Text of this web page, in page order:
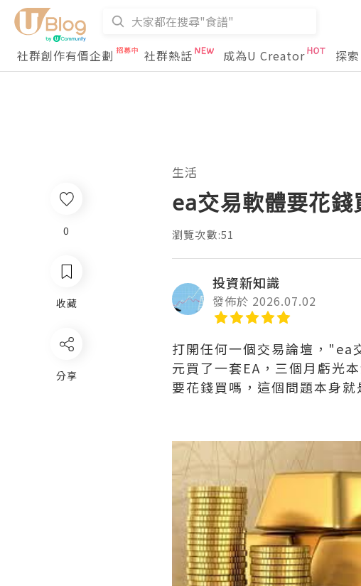
社群創作有價企劃
社群熱話 成為U Creator 探索
生活
ea交易軟體要花錢
瀏覽次數:51
投資新知識
發佈於 2026.07.02
打開任何一個交易論壇，"ea
元買了一套EA，三個月虧光
要花錢買嗎，這個問題本身
0
收藏
分享